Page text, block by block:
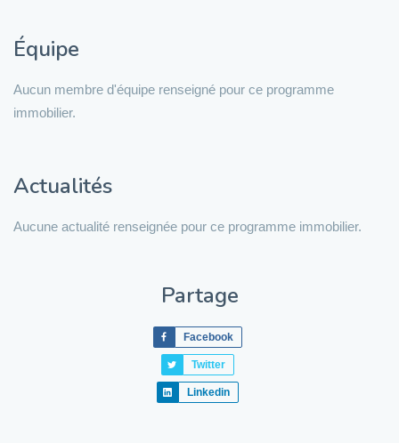
Équipe
Aucun membre d'équipe renseigné pour ce programme
immobilier.
Actualités
Aucune actualité renseignée pour ce programme immobilier.
Partage
Facebook
Twitter
Linkedin